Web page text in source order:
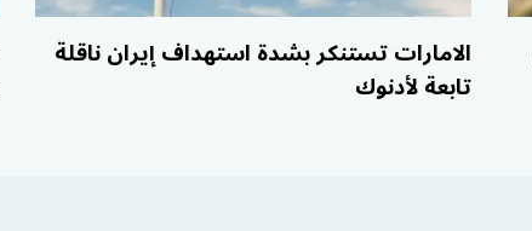
الامارات تستنكر بشدة استهداف إيران ناقلة
تابعة لأدنوك